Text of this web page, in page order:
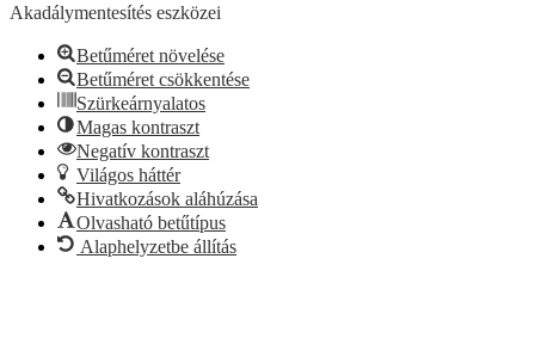
Akadálymentesítés eszközei
Betűméret növelése
Betűméret csökkentése
Szürkeárnyalatos
Magas kontraszt
Negatív kontraszt
Világos háttér
Hivatkozások aláhúzása
Olvasható betűtípus
Alaphelyzetbe állítás